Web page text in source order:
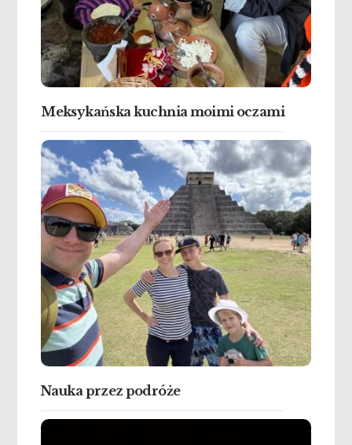
Meksykańska kuchnia moimi oczami
Nauka przez podróże